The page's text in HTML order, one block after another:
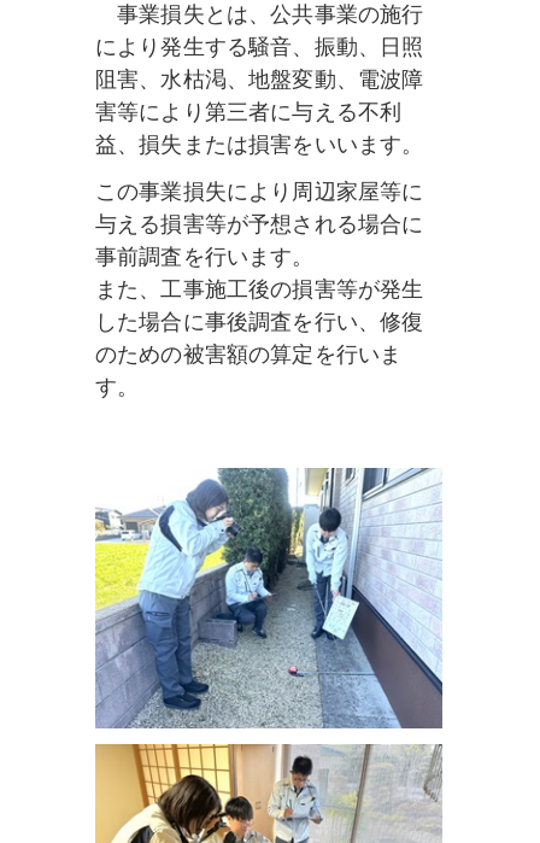
事業損失とは、公共事業の施行
により発生する騒音、振動、日照
阻害、水枯渇、地盤変動、電波障
害等により第三者に与える不利
益、損失または損害をいいます。
この事業損失により周辺家屋等に
与える損害等が予想される場合に
事前調査を行います。
また、工事施工後の損害等が発生
した場合に事後調査を行い、修復
のための被害額の算定を行いま
す。